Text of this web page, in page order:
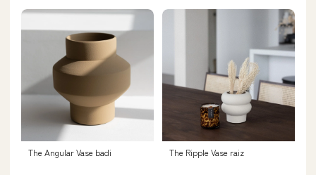
The Angular Vase badi The Ripple Vase raiz